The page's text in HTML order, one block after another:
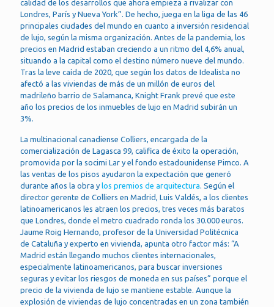
calidad de los desarrollos que ahora empieza a rivalizar con
Londres, París y Nueva York”. De hecho, juega en la liga de las 46
principales ciudades del mundo en cuanto a inversión residencial
de lujo, según la misma organización. Antes de la pandemia, los
precios en Madrid estaban creciendo a un ritmo del 4,6% anual,
situando a la capital como el destino número nueve del mundo.
Tras la leve caída de 2020, que según los datos de Idealista no
afectó a las viviendas de más de un millón de euros del
madrileño barrio de Salamanca, Knight Frank prevé que este
año los precios de los inmuebles de lujo en Madrid subirán un
3%.
La multinacional canadiense Colliers, encargada de la
comercialización de Lagasca 99, califica de éxito la operación,
promovida por la socimi Lar y el fondo estadounidense Pimco. A
las ventas de los pisos ayudaron la expectación que generó
durante años la obra y los premios de arquitectura . Según el
director gerente de Colliers en Madrid, Luis Valdés, a los clientes
latinoamericanos les atraen los precios, tres veces más baratos
que Londres, donde el metro cuadrado ronda los 30.000 euros.
Jaume Roig Hernando, profesor de la Universidad Politécnica
de Cataluña y experto en vivienda, apunta otro factor más: “A
Madrid están llegando muchos clientes internacionales,
especialmente latinoamericanos, para buscar inversiones
seguras y evitar los riesgos de moneda en sus países” porque el
precio de la vivienda de lujo se mantiene estable. Aunque la
explosión de viviendas de lujo concentradas en un zona también